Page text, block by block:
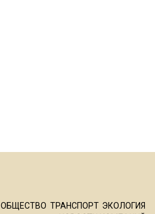
ОБЩЕСТВО ТРАНСПОРТ ЭКОЛОГИЯ